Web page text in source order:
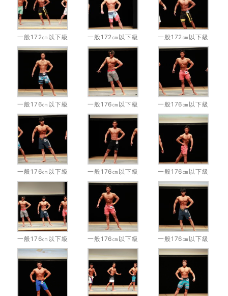
一般172㎝以下級 一般172㎝以下級 一般172㎝以下級
一般176㎝以下級 一般176㎝以下級 一般176㎝以下級
一般176㎝以下級 一般176㎝以下級 一般176㎝以下級
一般176㎝以下級 一般176㎝以下級 一般176㎝以下級